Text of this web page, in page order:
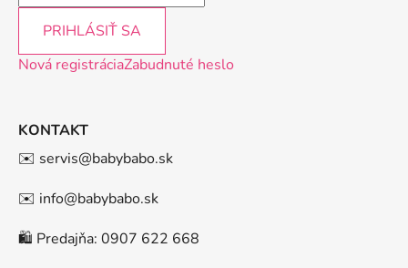
PRIHLÁSIŤ SA
Nová registráciaZabudnuté heslo
KONTAKT
✉️ servis@babybabo.sk
✉️ info@babybabo.sk
🛍️ Predajňa: 0907 622 668